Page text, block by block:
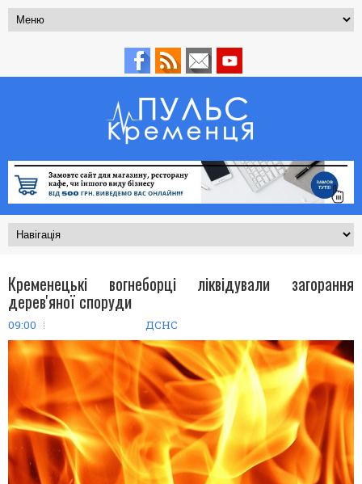
Кременецькі вогнеборці ліквідували загорання
дерев'яної споруди
09:00 ДСНС